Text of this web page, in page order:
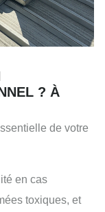
? À
de votre
en cas
toxiques, et